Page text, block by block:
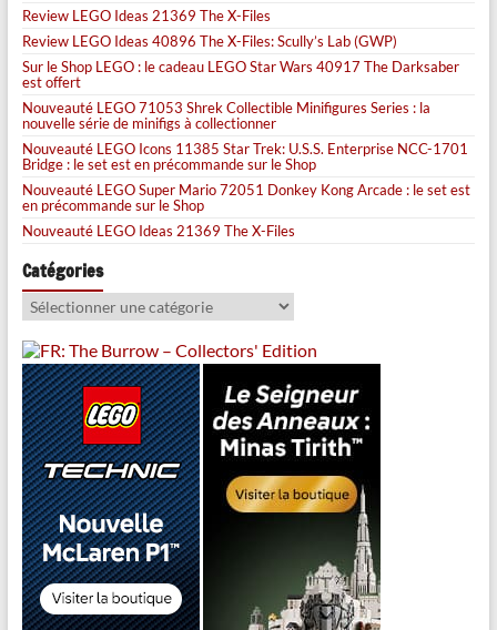
Review LEGO Ideas 21369 The X-Files
Review LEGO Ideas 40896 The X-Files: Scully’s Lab (GWP)
Sur le Shop LEGO : le cadeau LEGO Star Wars 40917 The Darksaber
est offert
Nouveauté LEGO 71053 Shrek Collectible Minifigures Series : la
nouvelle série de minifigs à collectionner
Nouveauté LEGO Icons 11385 Star Trek: U.S.S. Enterprise NCC-1701
Bridge : le set est en précommande sur le Shop
Nouveauté LEGO Super Mario 72051 Donkey Kong Arcade : le set est
en précommande sur le Shop
Nouveauté LEGO Ideas 21369 The X-Files
Catégories
Catégories